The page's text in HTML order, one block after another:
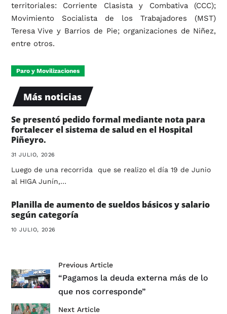
territoriales: Corriente Clasista y Combativa (CCC);
Movimiento Socialista de los Trabajadores (MST)
Teresa Vive y Barrios de Pie; organizaciones de Niñez,
entre otros.
Paro y Movilizaciones
Más noticias
Se presentó pedido formal mediante nota para
fortalecer el sistema de salud en el Hospital
Piñeyro.
31 JULIO, 2026
Luego de una recorrida que se realizo el día 19 de Junio
al HIGA Junín,…
Planilla de aumento de sueldos básicos y salario
según categoría
10 JULIO, 2026
Previous Article
“Pagamos la deuda externa más de lo
que nos corresponde”
Next Article